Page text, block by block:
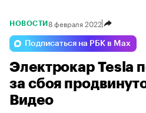
Changan Omoda
Esteo Geely
НОВОСТИ 8 февраля 2022
Подписаться на РБК в Max
Электрокар Tesla
за сбоя
Видео